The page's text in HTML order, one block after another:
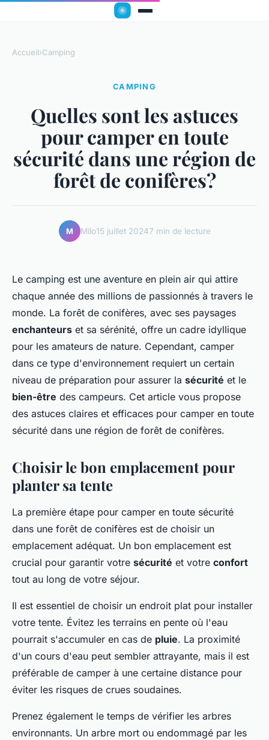
Accueil›Camping
CAMPING
Quelles sont les astuces
pour camper en toute
sécurité dans une région de
forêt de conifères?
M Milo15 juillet 20247 min de lecture
Le camping est une aventure en plein air qui attire
chaque année des millions de passionnés à travers le
monde. La forêt de conifères, avec ses paysages
enchanteurs et sa sérénité, offre un cadre idyllique
pour les amateurs de nature. Cependant, camper
dans ce type d'environnement requiert un certain
niveau de préparation pour assurer la sécurité et le
bien-être des campeurs. Cet article vous propose
des astuces claires et efficaces pour camper en toute
sécurité dans une région de forêt de conifères.
Choisir le bon emplacement pour
planter sa tente
La première étape pour camper en toute sécurité
dans une forêt de conifères est de choisir un
emplacement adéquat. Un bon emplacement est
crucial pour garantir votre sécurité et votre confort
tout au long de votre séjour.
Il est essentiel de choisir un endroit plat pour installer
votre tente. Évitez les terrains en pente où l'eau
pourrait s'accumuler en cas de pluie. La proximité
d'un cours d'eau peut sembler attrayante, mais il est
préférable de camper à une certaine distance pour
éviter les risques de crues soudaines.
Prenez également le temps de vérifier les arbres
environnants. Un arbre mort ou endommagé par les